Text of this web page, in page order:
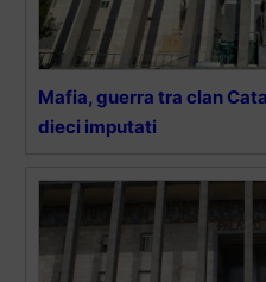
Mafia, guerra tra clan
dieci imputati